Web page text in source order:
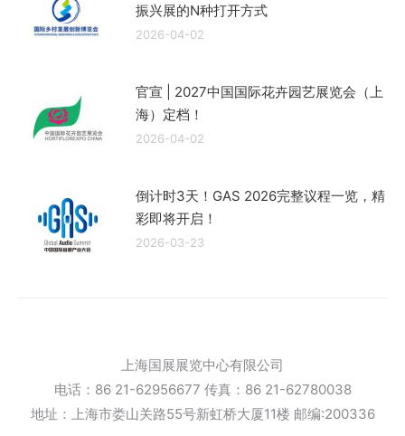
振兴展的N种打开方式
2026-04-02
官宣 | 2027中国国际花卉园艺展览会（上
海）定档！
2026-04-02
倒计时3天！GAS 2026完整议程一览，精
彩即将开启！
2026-03-23
上海国展展览中心有限公司
电话：86 21-62956677 传真：86 21-62780038
地址：上海市娄山关路55号新虹桥大厦11楼 邮编:200336